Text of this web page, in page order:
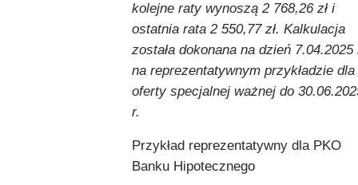
kolejne raty wynoszą 2 768,26 zł i
ostatnia rata 2 550,77 zł. Kalkulacja
została dokonana na dzień 7.04.2025
na reprezentatywnym przykładzie dla
oferty specjalnej ważnej do
r.
Przykład reprezentatywny dla PKO
Banku Hipotecznego